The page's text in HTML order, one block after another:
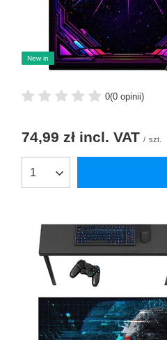
New in
0(0 opinii)
74,99 zł incl. VAT / szt.